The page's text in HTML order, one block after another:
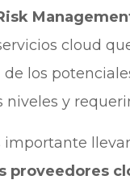
cloud
los
y
importante
proveedores